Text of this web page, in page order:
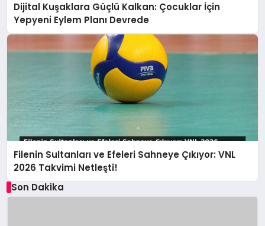
Dijital Kuşaklara Güçlü Kalkan: Çocuklar İçin
Yepyeni Eylem Planı Devrede
Filenin Sultanları ve Efeleri Sahneye Çıkıyor: VNL
2026 Takvimi Netleşti!
Son Dakika